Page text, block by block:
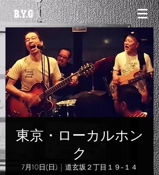
東京・ローカルホン
ク
7月10日(日)
  |
道玄坂２丁目１９−１４